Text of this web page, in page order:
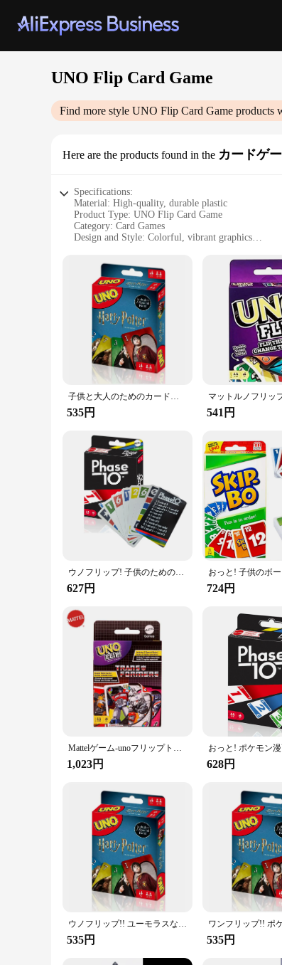
UNO Flip Card Game
Find more style UNO Flip Card Game products
Here are the products found in the カードゲ
Specifications:
Material: High-quality, durable plastic
Product Type: UNO Flip Card Game
Category: Card Games
Design and Style: Colorful, vibrant graphics
Performance and Property: Easy-to-follow
Parts and Accessories: Includes 112 cards and
Features:
**Engaging Gameplay for Everyone**
The UNO Flip Card Game is a wholesome
gatherings, parties, or casual get-togethers. The
you're looking to pass the time or engage in
**Versatile Entertainment for Every Occasion**
This card game is not just a source of
excellent icebreaker and conversation starter.
choice for vendors and suppliers looking to offer a
**Adaptable and Durable for Long-Lasting Fun**
staple in your collection for years to come. The
Whether you're looking to add a new game to
子供と大人のためのカードゲーム,テーブルゲーム,誕生日プレゼント
535円 541円
ウノフリップ! 子供のためのボードゲーム,楽しいトランプ,家族の娯楽,楽しいおもちゃ,誕生日,クリスマスプレゼント
627円 724円
Mattelゲーム-unoフリップトランスフォーマーカードボード、マルチプレイヤー、子供向けカジュアルパーティーゲーム、おもちゃギフト
1,023円 628円
ウノフリップ!! ユーモラスなカードゲーム,漫画,Minecraft,フィギュアパターン,家族の娯楽,クリスマスプレゼント
535円 535円